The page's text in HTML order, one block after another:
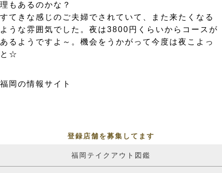
理もあるのかな？
すてきな感じのご夫婦でされていて、また来たくなる
ような雰囲気でした。夜は3800円くらいからコースが
あるようですよ～。機会をうかがって今度は夜こよっ
と☆
福岡の情報サイト
登録店舗を募集してます
福岡テイクアウト図鑑